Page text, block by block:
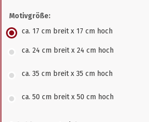
Motivgröße:
ca. 17 cm breit x 17 cm hoch
ca. 24 cm breit x 24 cm hoch
ca. 35 cm breit x 35 cm hoch
ca. 50 cm breit x 50 cm hoch